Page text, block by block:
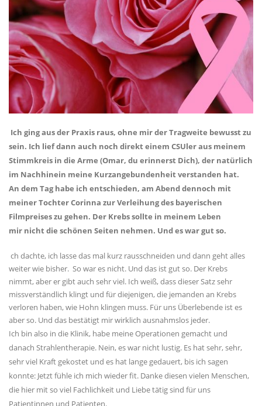
Ich ging aus der Praxis raus, ohne mir der Tragweite bewusst zu
sein. Ich lief dann auch noch direkt einem CSUler aus meinem
Stimmkreis in die Arme (Omar, du erinnerst Dich), der natürlich
im Nachhinein meine Kurzangebundenheit verstanden hat.
An dem Tag habe ich entschieden, am Abend dennoch mit
meiner Tochter Corinna zur Verleihung des bayerischen
Filmpreises zu gehen. Der Krebs sollte in meinem Leben
mir nicht die schönen Seiten nehmen. Und es war gut so.
ch dachte, ich lasse das mal kurz rausschneiden und dann geht alles
weiter wie bisher. So war es nicht. Und das ist gut so. Der Krebs
nimmt, aber er gibt auch sehr viel. Ich weiß, dass dieser Satz sehr
missverständlich klingt und für diejenigen, die jemanden an Krebs
verloren haben, wie Hohn klingen muss. Für uns Überlebende ist es
aber so. Und das bestätigt mir wirklich ausnahmslos jeder.
Ich bin also in die Klinik, habe meine Operationen gemacht und
danach Strahlentherapie. Nein, es war nicht lustig. Es hat sehr, sehr,
sehr viel Kraft gekostet und es hat lange gedauert, bis ich sagen
konnte: Jetzt fühle ich mich wieder fit. Danke diesen vielen Menschen,
die hier mit so viel Fachlichkeit und Liebe tätig sind für uns
Patientinnen und Patienten.